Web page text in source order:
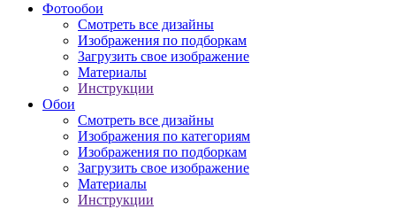
Фотообои
Смотреть все дизайны
Изображения по подборкам
Загрузить свое изображение
Материалы
Инструкции
Обои
Смотреть все дизайны
Изображения по категориям
Изображения по подборкам
Загрузить свое изображение
Материалы
Инструкции